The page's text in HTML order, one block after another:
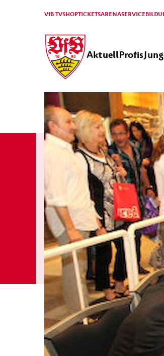
VfB TVSHOPTICKETSARENASERVICE
AktuellProfis